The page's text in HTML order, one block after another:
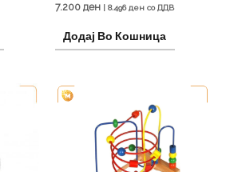
7.200 ден 8.496ден со ДДВ
Додај Во Кошница